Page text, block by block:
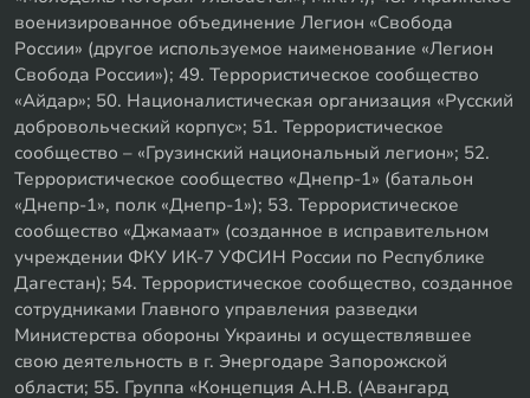
военизированное объединение Легион «Свобода
России» (другое используемое наименование «Легион
Свобода России»); 49. Террористическое сообщество
«Айдар»; 50. Националистическая организация «Русский
добровольческий корпус»; 51. Террористическое
сообщество – «Грузинский национальный легион»; 52.
Террористическое сообщество «Днепр-1» (батальон
«Днепр-1», полк «Днепр-1»); 53. Террористическое
сообщество «Джамаат» (созданное в исправительном
учреждении ФКУ ИК-7 УФСИН России по Республике
Дагестан); 54. Террористическое сообщество, созданное
сотрудниками Главного управления разведки
Министерства обороны Украины и осуществлявшее
свою деятельность в г. Энергодаре Запорожской
области; 55. Группа «Концепция А.Н.В. (Авангард